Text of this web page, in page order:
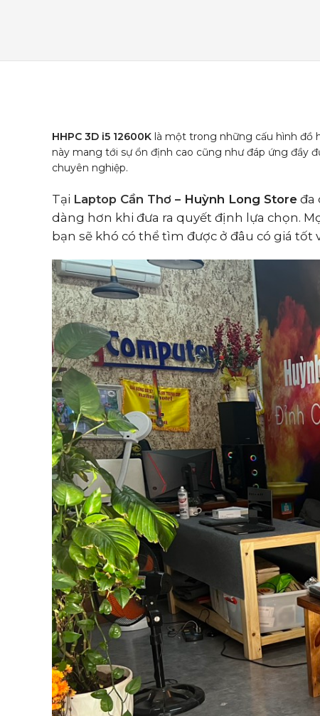
HHPC 3D i5 12600K là một trong những cấu hình đồ
này mang tới sự ổn định cao cũng như đáp ứng đầy
chuyên nghiệp.
Tại Laptop Cần Thơ – Huỳnh Long Store đa
dàng hơn khi đưa ra quyết định lựa chọn.
bạn sẽ khó có thể tìm được ở đâu có giá tốt